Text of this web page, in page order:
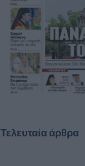
Τελευταία άρθρα